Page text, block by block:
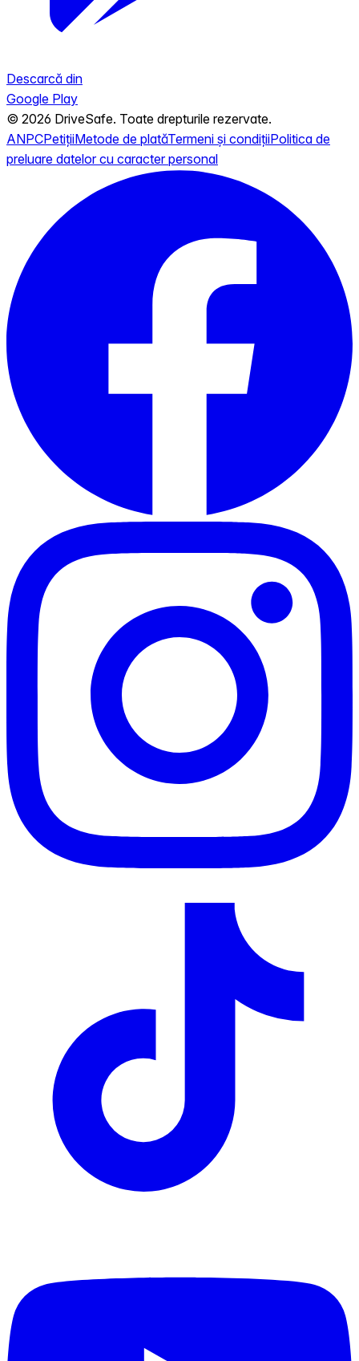
Descarcă din
Google Play
© 2026 DriveSafe. Toate drepturile rezervate.
ANPCPetițiiMetode de platăTermeni și condițiiPolitica de
preluare datelor cu caracter personal